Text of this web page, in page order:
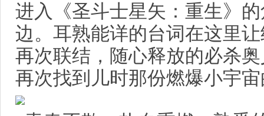
进入《圣斗士星矢：重生》
边。耳熟能详的台词在这里
再次联结，随心释放的必杀
再次找到儿时那份燃爆小宇